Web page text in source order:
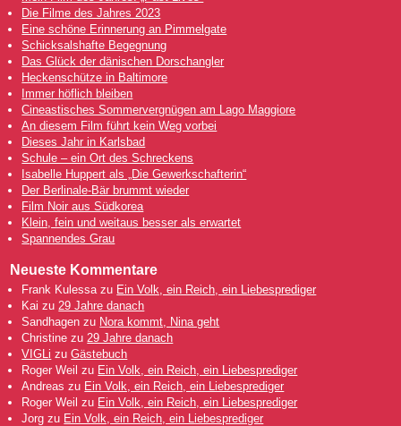
Die Filme des Jahres 2023
Eine schöne Erinnerung an Pimmelgate
Schicksalshafte Begegnung
Das Glück der dänischen Dorschangler
Heckenschütze in Baltimore
Immer höflich bleiben
Cineastisches Sommervergnügen am Lago Maggiore
An diesem Film führt kein Weg vorbei
Dieses Jahr in Karlsbad
Schule – ein Ort des Schreckens
Isabelle Huppert als „Die Gewerkschafterin“
Der Berlinale-Bär brummt wieder
Film Noir aus Südkorea
Klein, fein und weitaus besser als erwartet
Spannendes Grau
Neueste Kommentare
Frank Kulessa zu Ein Volk, ein Reich, ein Liebesprediger
Kai zu 29 Jahre danach
Sandhagen zu Nora kommt, Nina geht
Christine zu 29 Jahre danach
VIGLi zuGästebuch
Roger Weil zu Ein Volk, ein Reich, ein Liebesprediger
Andreas zu Ein Volk, ein Reich, ein Liebesprediger
Roger Weil zu Ein Volk, ein Reich, ein Liebesprediger
Jorg zu Ein Volk, ein Reich, ein Liebesprediger